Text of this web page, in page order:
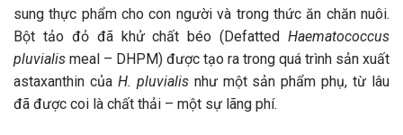
sung thực phẩm cho con người và trong thức ăn chăn nuôi.
Bột tảo đỏ đã khử chất béo (Defatted Haematococcus
pluvialis meal – DHPM) được tạo ra trong quá trình sản xuất
astaxanthin của H. pluvialisnhư một sản phẩm phụ, từ lâu
đã được coi là chất thải – một sự lãng phí.